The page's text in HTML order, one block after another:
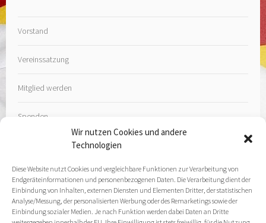
Wir nutzen Cookies und andere
Technologien
Diese Website nutzt Cookies und vergleichbare Funktionen zur Verarbeitung von
Endgeräteinformationen und personenbezogenen Daten. Die Verarbeitung dient der
Einbindung von Inhalten, externen Diensten und Elementen Dritter, der statistischen
Analyse/Messung, der personalisierten Werbung oder des Remarketings sowie der
Einbindung sozialer Medien. Je nach Funktion werden dabei Daten an Dritte
Vorstand
Vereinssatzung
Mitglied werden
Spenden
Kontakt
Impressum